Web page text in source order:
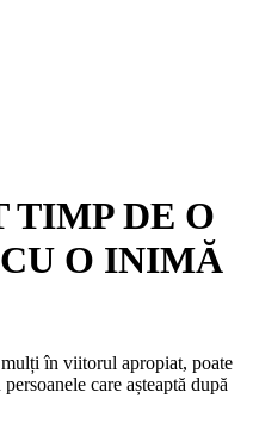
TIMP DE O
O INIMĂ
în viitorul apropiat, poate
care așteaptă după